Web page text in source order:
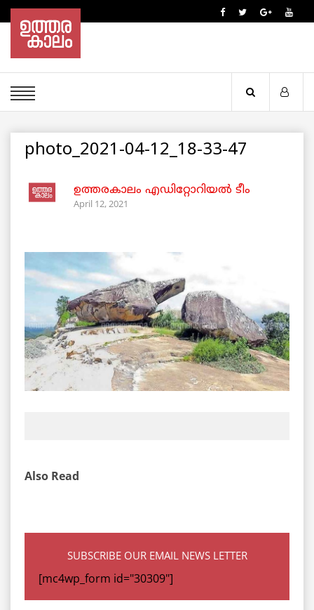
photo_2021-04-12_18-33-47
ഉത്തരകാലം എഡിറ്റോറിയല്‍ ടീം
April 12, 2021
Also Read
SUBSCRIBE OUR EMAIL NEWS LETTER
[mc4wp_form id="30309"]